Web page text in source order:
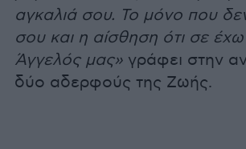
αγκαλιά σου. Το μόνο που
σου και η αίσθηση ότι σε
Άγγελός μας» γράφει στην
δύο αδερφούς της Ζωής.